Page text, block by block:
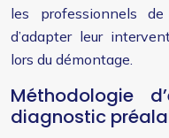
les professionnels
d’adapter leur
lors du démontage.
Méthodologie
diagnostic